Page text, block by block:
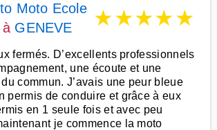
Moto Ecole
GENEVE ★★★★★
fermés. D’excellents professionnels
une écoute et une
commun. J’avais une peur bleue
permis de conduire et grâce à eux
en 1 seule fois et avec peu
je commence la moto